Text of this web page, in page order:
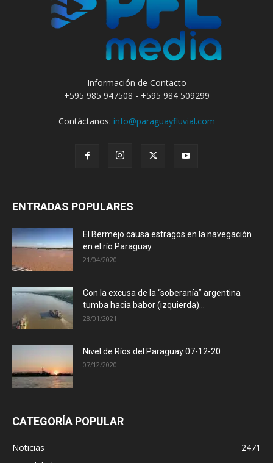
Información de Contacto
+595 985 947508 - +595 984 509299
Contáctanos: info@paraguayfluvial.com
ENTRADAS POPULARES
El Bermejo causa estragos en la navegación
en el río Paraguay
21/04/2020
Con la excusa de la “soberanía” argentina
tumba hacia babor (izquierda)...
28/01/2021
Nivel de Ríos del Paraguay 07-12-20
07/12/2020
CATEGORÍA POPULAR
Noticias
2471